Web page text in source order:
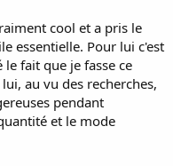
cool et a pris le
essentielle. Pour lui c'est
fait que je fasse ce
au vu des recherches,
pendant
et le mode